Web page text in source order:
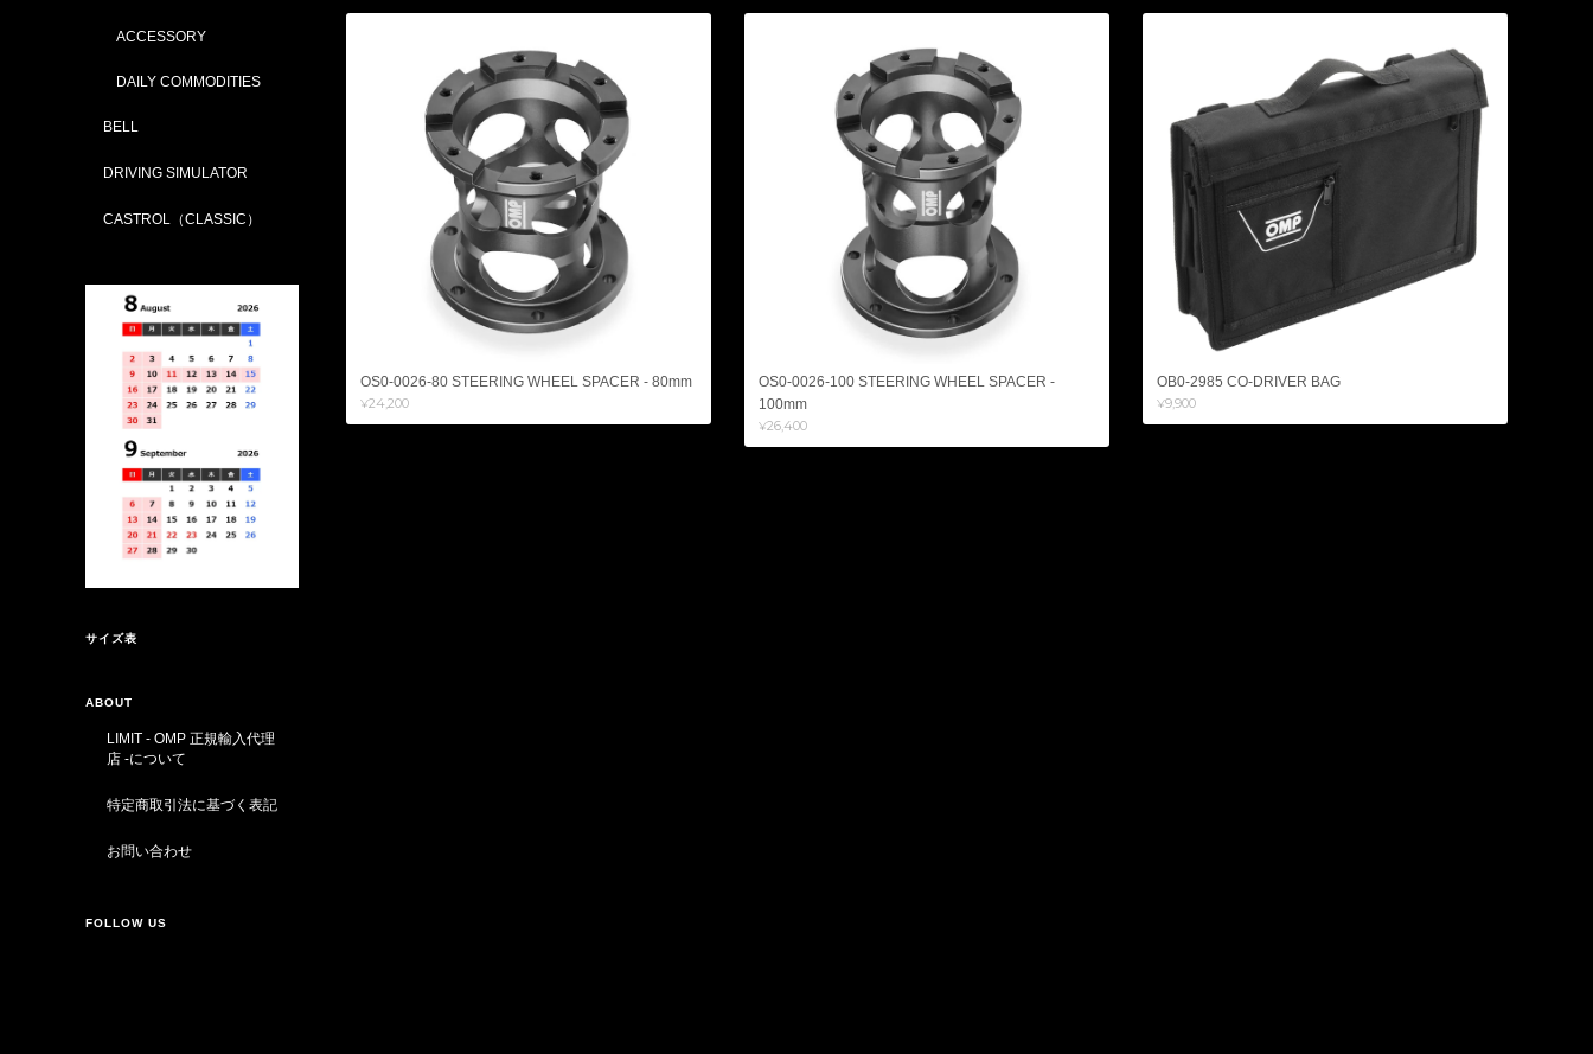
OS0-0026-80 STEERING WHEEL SPACER - 80mm
¥24,200
OS0-0026-100 STEERING WHEEL SPACER -
100mm
¥26,400
OB0-2985 CO-DRIVER BAG
¥9,900
ACCESSORY
DAILY COMMODITIES
BELL
DRIVING SIMULATOR
CASTROL（CLASSIC）
サイズ表
ABOUT
LIMIT - OMP 正規輸入代理
店 -について
特定商取引法に基づく表記
お問い合わせ
FOLLOW US